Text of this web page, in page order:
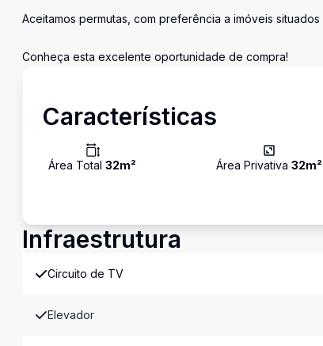
Aceitamos permutas, com preferência a imóveis situados
Conheça esta excelente oportunidade de compra!
Características
Área Total 32m² Área Privativa 32m²
Infraestrutura
Circuito de TV
Elevador